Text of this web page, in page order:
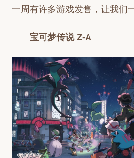
一周有许多游戏发售，让我们
宝可梦传说 Z-A